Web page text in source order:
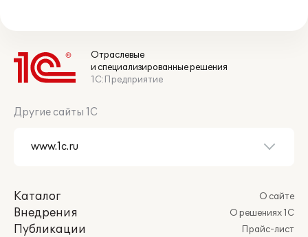
Отраслевые
и специализированные решения
1С:Предприятие
Другие сайты 1С
Каталог
Внедрения
Публикации
О сайте
О решениях 1С
Прайс-лист